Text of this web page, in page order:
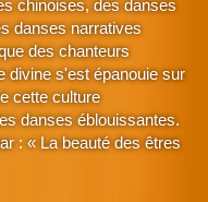
chinoises, des danses
danses narratives
des chanteurs
divine s'est épanouie sur
cette culture
danses éblouissantes.
: « La beauté des êtres